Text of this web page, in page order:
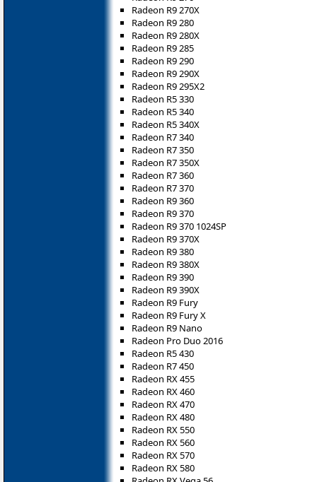
Radeon R9 270X
Radeon R9 280
Radeon R9 280X
Radeon R9 285
Radeon R9 290
Radeon R9 290X
Radeon R9 295X2
Radeon R5 330
Radeon R5 340
Radeon R5 340X
Radeon R7 340
Radeon R7 350
Radeon R7 350X
Radeon R7 360
Radeon R7 370
Radeon R9 360
Radeon R9 370
Radeon R9 370 1024SP
Radeon R9 370X
Radeon R9 380
Radeon R9 380X
Radeon R9 390
Radeon R9 390X
Radeon R9 Fury
Radeon R9 Fury X
Radeon R9 Nano
Radeon Pro Duo 2016
Radeon R5 430
Radeon R7 450
Radeon RX 455
Radeon RX 460
Radeon RX 470
Radeon RX 480
Radeon RX 550
Radeon RX 560
Radeon RX 570
Radeon RX 580